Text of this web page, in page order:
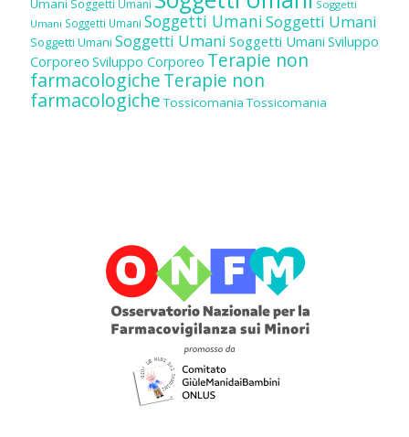
Umani Soggetti Umani
Soggetti
Umani Soggetti Umani Soggetti UmaniSoggetti Umani
Soggetti Umani Soggetti Umani Soggetti Umani Sviluppo
Corporeo Sviluppo Corporeo Terapie non
farmacologicheTerapie non
farmacologiche Tossicomania Tossicomania